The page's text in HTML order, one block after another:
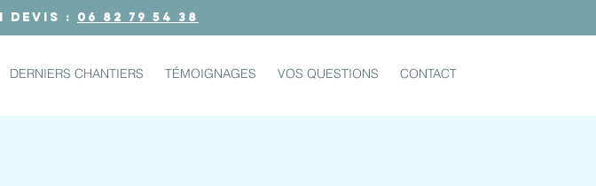
DERNIERS CHANTIERS TÉMOIGNAGES VOS QUESTIONS CONTACT
devis : 06 82 79 54 38